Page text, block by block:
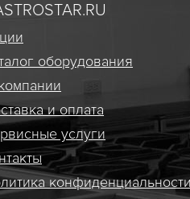
оборудования
и оплата
услуги
конфиденциальности